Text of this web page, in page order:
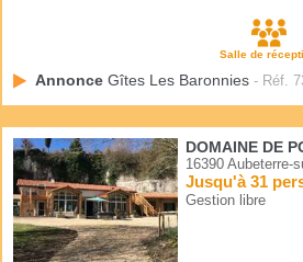
Salle de
Annonce Gîtes Les Baronnies - Réf.
DOMAINE DE
16390 Aubeterre-
Jusqu'à 31
Gestion libre